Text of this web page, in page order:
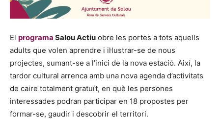
El programa Salou Actiu obre les portes a tots aquells
adults que volen aprendre i il·lustrar-se de nous
projectes, sumant-se a l’inici de la nova estació. Així, la
tardor cultural arrenca amb una nova agenda d’activitats
de caire totalment gratuït, en què les persones
interessades podran participar en 18 propostes per
formar-se, gaudir i descobrir el territori.